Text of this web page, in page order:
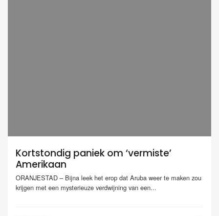
Kortstondig paniek om ‘vermiste’
Amerikaan
ORANJESTAD – Bijna leek het erop dat Aruba weer te maken zou
krijgen met een mysterieuze verdwijning van een...